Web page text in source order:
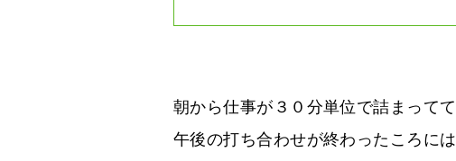
朝から仕事が３０分単位で詰まってて
午後の打ち合わせが終わったころには